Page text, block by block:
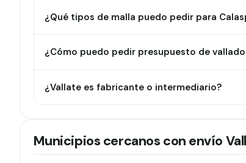
¿Qué tipos de malla puedo pedir para
¿Cómo puedo pedir presupuesto de
¿Vallate es fabricante o intermediario?
Municipios cercanos con envío